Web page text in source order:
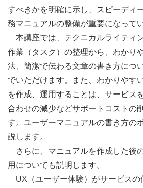
すべきかを明確に示し、スピーディ
務マニュアルの整備が重要になって
本講座では、テクニカルライティ
作業（タスク）の整理から、わかり
法、簡潔で伝わる文章の書き方につ
でいただけます。また、わかりやす
を作成、運用することは、サービス
合わせの減少などサポートコストの
す。ユーザーマニュアルの書き方の
説します。
さらに、マニュアルを作成した後
用についても説明します。
UX（ユーザー体験）がサービスの